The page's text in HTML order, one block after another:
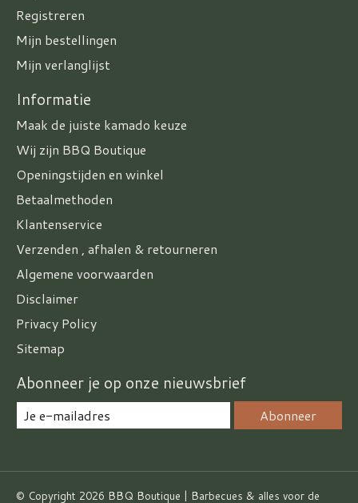
Registreren
Mijn bestellingen
Mijn verlanglijst
Informatie
Maak de juiste kamado keuze
Wij zijn BBQ Boutique
Openingstijden en winkel
Betaalmethoden
Klantenservice
Verzenden , afhalen & retourneren
Algemene voorwaarden
Disclaimer
Privacy Policy
Sitemap
Abonneer je op onze nieuwsbrief
Abonneer
© Copyright 2026 BBQ Boutique | Barbecues & alles voor de